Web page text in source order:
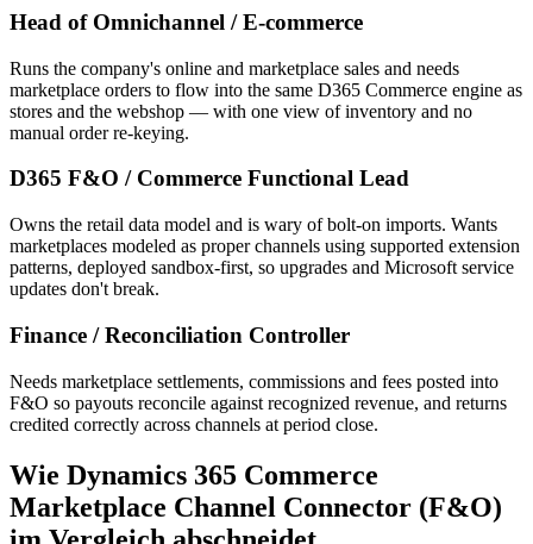
Head of Omnichannel / E-commerce
Runs the company's online and marketplace sales and needs
marketplace orders to flow into the same D365 Commerce engine as
stores and the webshop — with one view of inventory and no
manual order re-keying.
D365 F&O / Commerce Functional Lead
Owns the retail data model and is wary of bolt-on imports. Wants
marketplaces modeled as proper channels using supported extension
patterns, deployed sandbox-first, so upgrades and Microsoft service
updates don't break.
Finance / Reconciliation Controller
Needs marketplace settlements, commissions and fees posted into
F&O so payouts reconcile against recognized revenue, and returns
credited correctly across channels at period close.
Wie Dynamics 365 Commerce
Marketplace Channel Connector (F&O)